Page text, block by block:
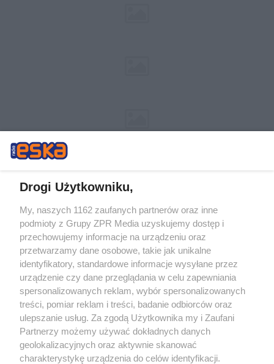
Żaden utwór zamieszczony w serwisie nie może być powielany i
rozpowszechniany lub dalej rozpowszechniany w jakikolwiek sposób (w
tym także elektroniczny lub mechaniczny) na jakimkolwiek polu
eksploatacji w jakiejkolwiek formie, włącznie z umieszczaniem w
Internecie bez pisemnej zgody właściciela praw. Jakiekolwiek użycie lub
wykorzystanie utworów w całości lub w części z naruszeniem prawa,
tzn. bez właściwej zgody, jest zabronione pod groźbą kary i może być
ścigane prawnie.
Drogi Użytkowniku,
My, naszych 1162 zaufanych partnerów oraz inne
podmioty z Grupy ZPR Media uzyskujemy dostęp i
przechowujemy informacje na urządzeniu oraz
przetwarzamy dane osobowe, takie jak unikalne
identyfikatory, standardowe informacje wysyłane przez
urządzenie czy dane przeglądania w celu zapewniania
spersonalizowanych reklam, wybór spersonalizowanych
treści, pomiar reklam i treści, badanie odbiorców oraz
ulepszanie usług. Za zgodą Użytkownika my i Zaufani
Partnerzy możemy używać dokładnych danych
geolokalizacyjnych oraz aktywnie skanować
charakterystykę urządzenia do celów identyfikacji.